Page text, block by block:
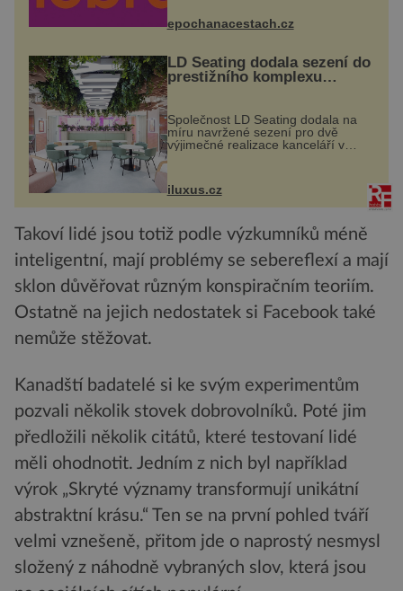
náměstí. Návštěvníci se mohou těšit
na víno, burčák, pes...
epochanacestach.cz
LD Seating dodala sezení do
prestižního komplexu
MediaCityUK v Salfordu
Společnost LD Seating dodala na
míru navržené sezení pro dvě
výjimečné realizace kanceláří v
areálu MediaCityUK v anglickém
Tower a Orange Tower. Komplex
budov Media...
iluxus.cz
Takoví lidé jsou totiž podle výzkumníků méně
inteligentní, mají problémy se sebereflexí a mají
sklon důvěřovat různým konspiračním teoriím.
Ostatně na jejich nedostatek si Facebook také
nemůže stěžovat.
Kanadští badatelé si ke svým experimentům
pozvali několik stovek dobrovolníků. Poté jim
předložili několik citátů, které testovaní lidé
měli ohodnotit. Jedním z nich byl například
výrok „Skryté významy transformují unikátní
abstraktní krásu.“ Ten se na první pohled tváří
velmi vznešeně, přitom jde o naprostý nesmysl
složený z náhodně vybraných slov, která jsou